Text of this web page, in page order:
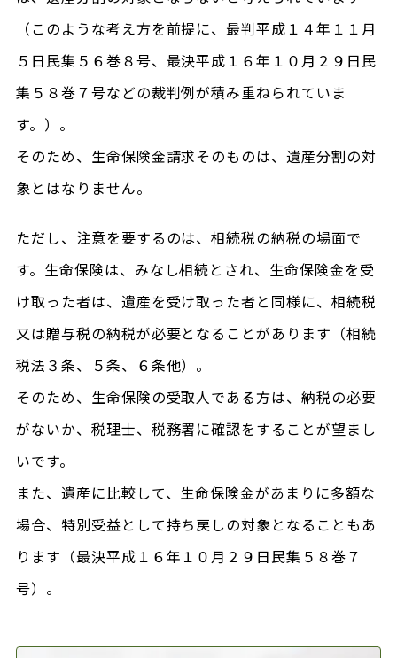
（このような考え方を前提に、最判平成１４年１１月
５日民集５６巻８号、最決平成１６年１０月２９日民
集５８巻７号などの裁判例が積み重ねられていま
す。）。
そのため、生命保険金請求そのものは、遺産分割の対
象とはなりません。
ただし、注意を要するのは、相続税の納税の場面で
す。生命保険は、みなし相続とされ、生命保険金を受
け取った者は、遺産を受け取った者と同様に、相続税
又は贈与税の納税が必要となることがあります（相続
税法３条、５条、６条他）。
そのため、生命保険の受取人である方は、納税の必要
がないか、税理士、税務署に確認をすることが望まし
いです。
また、遺産に比較して、生命保険金があまりに多額な
場合、特別受益として持ち戻しの対象となることもあ
ります（最決平成１６年１０月２９日民集５８巻７
号）。